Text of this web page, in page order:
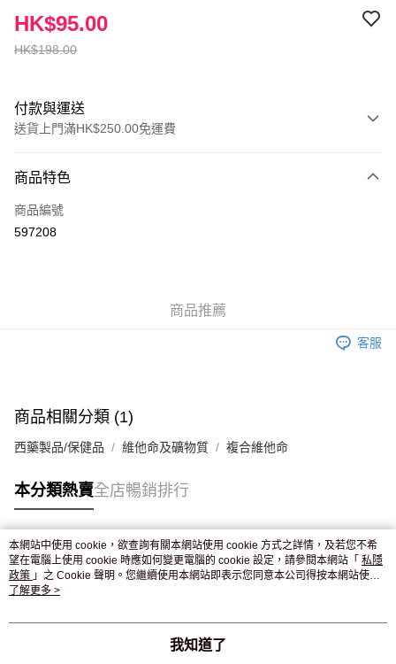
HK$198.00
HK$95.00
付款與運送
送貨上門滿HK$250.00免運費
信用卡
Apple Pay
付款後門市自取，訂單確認後2-4個工作天到店，7天內取。逾期後
商品特色
商品編號
597208
商品推薦
客服
商品相關分類 (1)
西藥製品/保健品 維他命及礦物質 複合維他命
本分類熱賣全店暢銷排行
熱門標籤
熱銷排行
本網站中使用 cookie，欲查詢有關本網站使用 cookie 方式之詳情，及若您不希
望在電腦上使用 cookie 時應如何變更電腦的 cookie 設定，請參閱本網站「 私隱
政策 」之 Cookie 聲明。您繼續使用本網站即表示您同意本公司得按本網站使用
條款之 Cookie 聲明使用 cookie。
了解更多 >
我知道了